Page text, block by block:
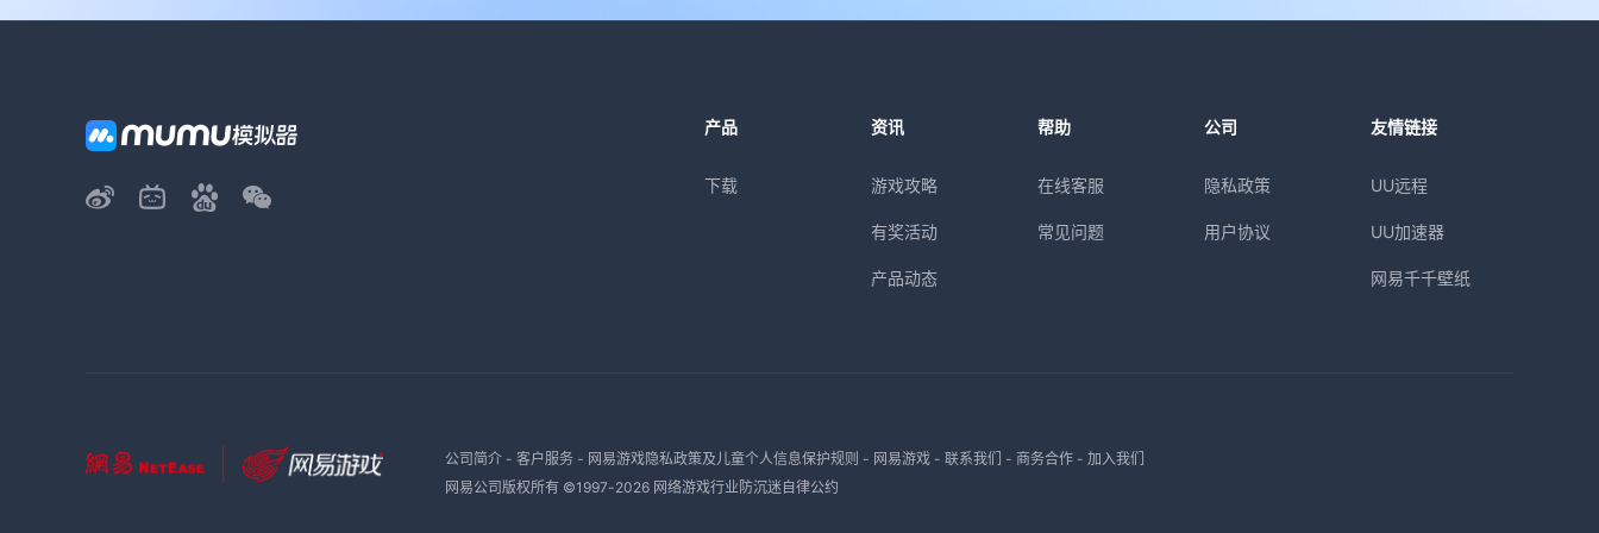
产品
下载
资讯
游戏攻略
有奖活动
产品动态
帮助
在线客服
常见问题
公司
隐私政策
用户协议
友情链接
UU远程
UU加速器
网易千千壁纸
公司简介- 客户服务- 网易游戏隐私政策及儿童个人信息保护规则 - 网易游戏- 联系我们 - 商务合作- 加入我们
网易公司版权所有 ©1997-2026 网络游戏行业防沉迷自律公约